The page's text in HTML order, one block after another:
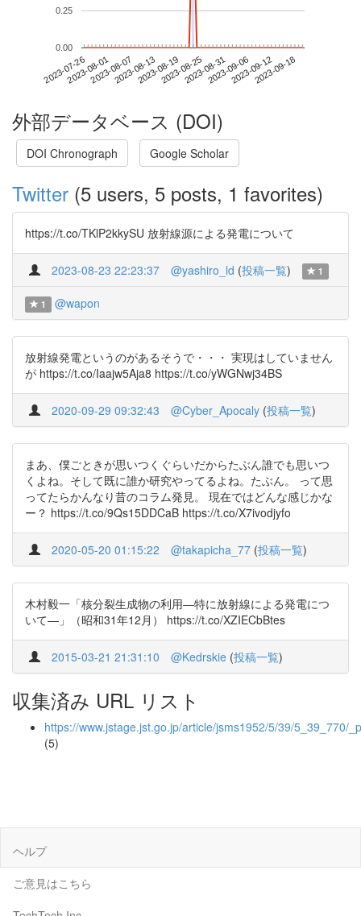
2023-07-262023-08-012023-08-072023-08-132023-08-192023-08-252023-08-312023-09-062023-09-122023-09-18
0.00
0.25
外部データベース (DOI)
DOI Chronograph Google Scholar
Twitter (5 users, 5 posts, 1 favorites)
https://t.co/TKlP2kkySU 放射線源による発電について
2023-08-23 22:23:37 @yashiro_ld (投稿一覧) 1
1 @wapon
放射線発電というのがあるそうで・・・ 実現はしていません
が https://t.co/Iaajw5Aja8 https://t.co/yWGNwj34BS
2020-09-29 09:32:43 @Cyber_Apocaly (投稿一覧)
まあ、僕ごときが思いつくぐらいだからたぶん誰でも思いつ
くよね。そして既に誰か研究やってるよね。たぶん。 って思
ってたらかんなり昔のコラム発見。 現在ではどんな感じかな
ー？ https://t.co/9Qs15DDCaB https://t.co/X7ivodjyfo
2020-05-20 01:15:22 @takapicha_77 (投稿一覧)
木村毅一「核分裂生成物の利用―特に放射線による発電につ
いて―」（昭和31年12月） https://t.co/XZIECbBtes
2015-03-21 21:31:10 @Kedrskie (投稿一覧)
収集済み URL リスト
https://www.jstage.jst.go.jp/article/jsms1952/5/39/5_39_770/
(5)
ヘルプ
ご意見はこちら